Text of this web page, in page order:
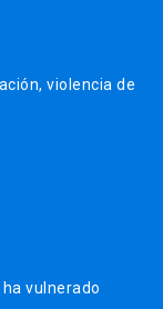
violencia de
vulnerado